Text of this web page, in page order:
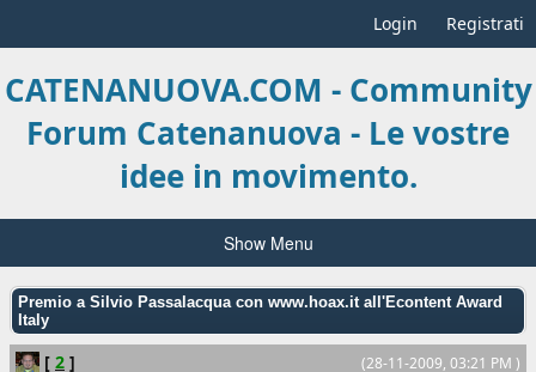
Login Registrati
CATENANUOVA.COM - Community
Forum Catenanuova - Le vostre
idee in movimento.
Show Menu
Premio a Silvio Passalacqua con www.hoax.it all'Econtent Award
Italy
(28-11-2009, 03:21 PM )
[ 2 ]